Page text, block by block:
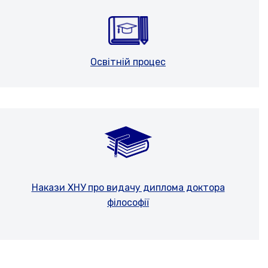
Освітній процес
Накази ХНУ про видачу диплома доктора
філософії